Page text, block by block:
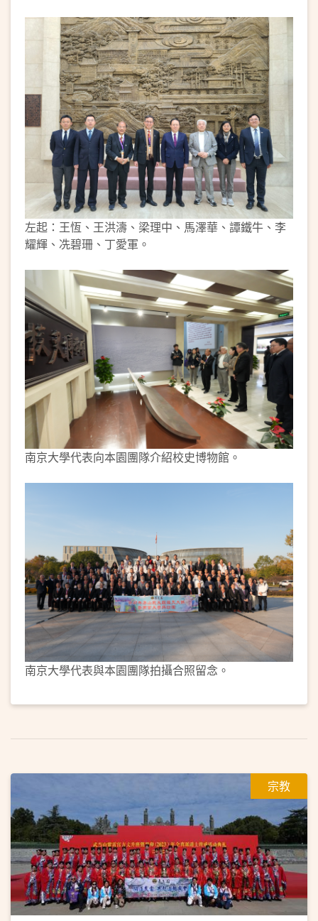
左起：王恆、王洪濤、梁理中、馬澤華、譚鐵牛、李
耀輝、冼碧珊、丁愛軍。
南京大學代表向本園團隊介紹校史博物館。
南京大學代表與本園團隊拍攝合照留念。
宗教